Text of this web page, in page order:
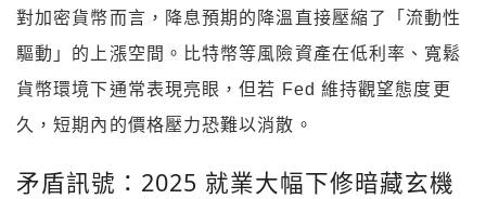
對加密貨幣而言，降息預期的降溫直接壓縮了「流動性
驅動」的上漲空間。比特幣等風險資產在低利率、寬鬆
貨幣環境下通常表現亮眼，但若 Fed 維持觀望態度更
久，短期內的價格壓力恐難以消散。
矛盾訊號：2025 就業大幅下修暗藏玄機